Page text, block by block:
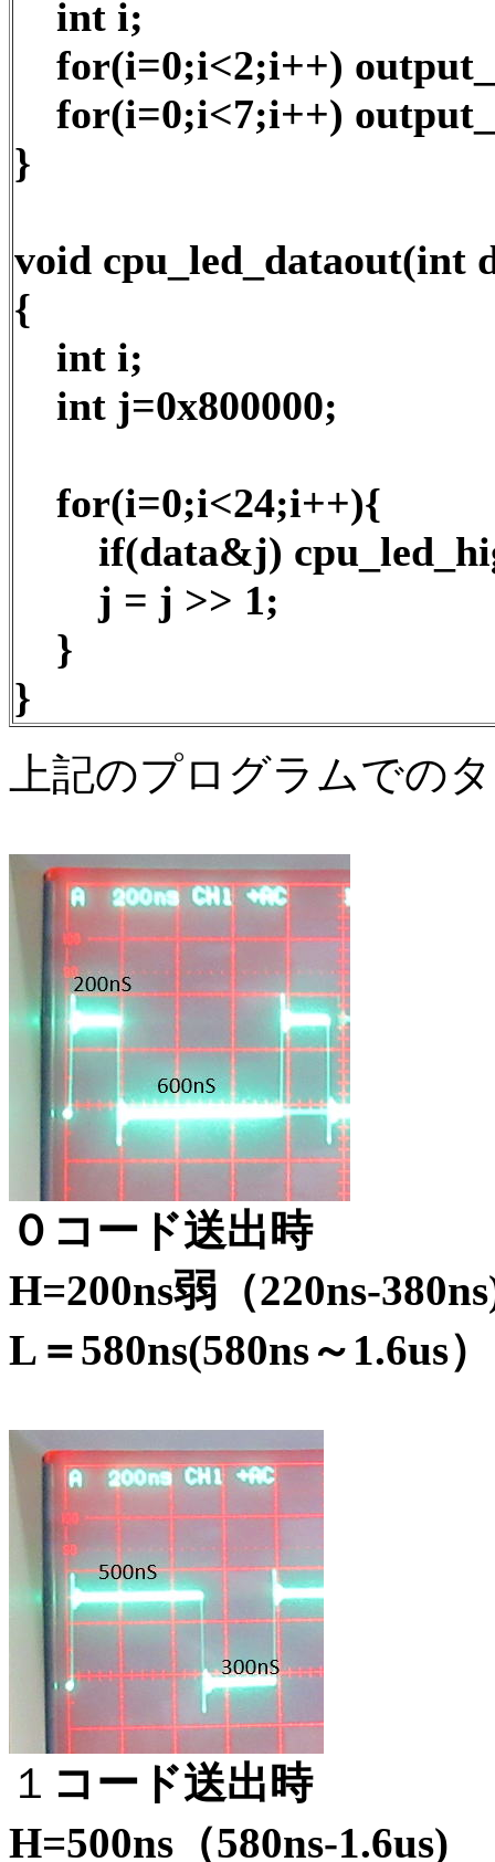
int i;
for(i=0;i<2;i++)
for(i=0;i<7;i++)
}
void cpu_led_dataout(int
{
int i;
int j=0x800000;
for(i=0;i<24;i++){
if(data&j)
j = j >> 1;
}
}
上記のプログラムでの
０コード送出時
H=200ns弱（220ns-
L＝580ns(580ns～
１ コード送出時
H=500ns（580ns-